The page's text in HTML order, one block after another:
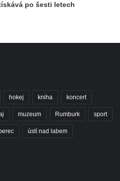
po šesti letech
hokej kniha koncert
muzeum Rumburk sport
ústí nad labem